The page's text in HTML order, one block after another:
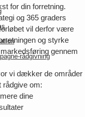
rådgivning
for din forretning.
og 365 graders
vil derfor være
og styrke
gennem
vi dækker de områder
rådgive om:
dine